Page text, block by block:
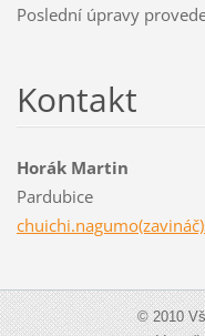
Poslední úpravy
Kontakt
Horák Martin
Pardubice
© 2010